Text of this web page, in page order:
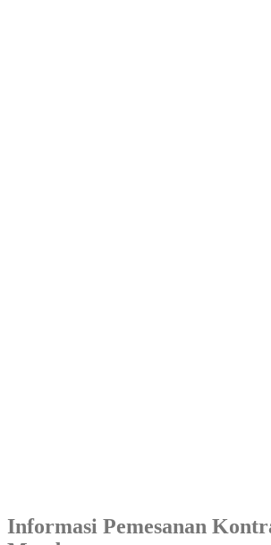
Informasi Pemesanan